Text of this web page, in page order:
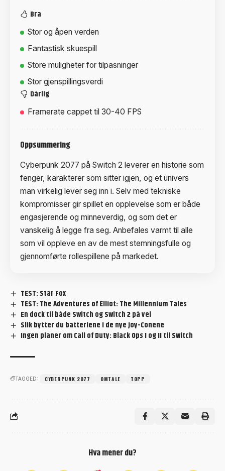
Bra
Stor og åpen verden
Fantastisk skuespill
Store muligheter for tilpasninger
Stor gjenspillingsverdi
Dårlig
Framerate cappet til 30-40 FPS
Oppsummering
Cyberpunk 2077 på Switch 2 leverer en historie som
fenger, karakterer som sitter igjen, og et univers
man virkelig lever seg inn i. Selv med tekniske
kompromisser gir spillet en opplevelse som er både
engasjerende og minneverdig, og som det er
vanskelig å legge fra seg. Anbefales varmt til alle
som vil oppleve en av de mest stemningsfulle og
gjennomførte rollespillene på markedet.
TEST: Star Fox
TEST: The Adventures of Elliot: The Millennium Tales
En dock til både Switch og Switch 2 på vei
Slik bytter du batteriene i de nye Joy-Conene
Ingen planer om Call of Duty: Black Ops I og II til Switch
TAGGED: CYBERPUNK 2077 OMTALE TOPP
Hva mener du?